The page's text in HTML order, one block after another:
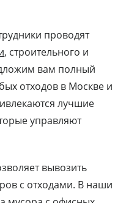
проводят
, строительного и
вам полный
отходов в Москве и
лучшие
управляют
вывозить
с отходами. В наши